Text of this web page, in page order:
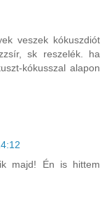
veszek kókuszdiót
sk reszelék. ha
kókusszal alapon
majd! Én is hittem